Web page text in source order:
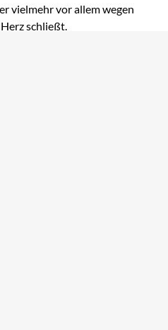
vielmehr vor allem wegen
schließt.